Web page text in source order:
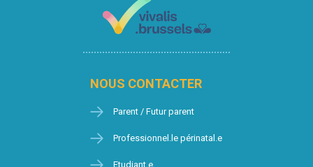
NOUS CONTACTER
Parent / Futur parent
Professionnel.le périnatal.e
Etudiant.e